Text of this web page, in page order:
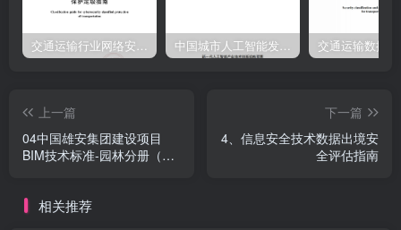
孔；数要求工作状态环境温度应满足5C55℃；其它参数应符合
GB/T12628的相关规3
上一篇
04中国雄安集团建设项目
BIM技术标准-园林分册（四
下一篇
4、信息安全技术数据出境安
全评估指南
相关推荐